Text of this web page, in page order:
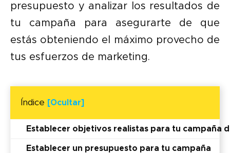
presupuesto y analizar los resultados de
tu campaña para asegurarte de que
estás obteniendo el máximo provecho de
tus esfuerzos de marketing.
Índice [Ocultar]
Establecer objetivos realistas para tu campaña
Establecer un presupuesto para tu campaña